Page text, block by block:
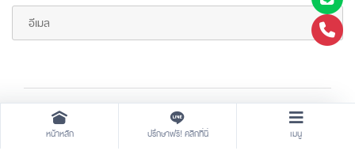
Copyright © 2026 All rights reserved ARR Gold Trading
หน้าหลัก ปรึกษาฟรี! คลิกที่นี่ เมนู